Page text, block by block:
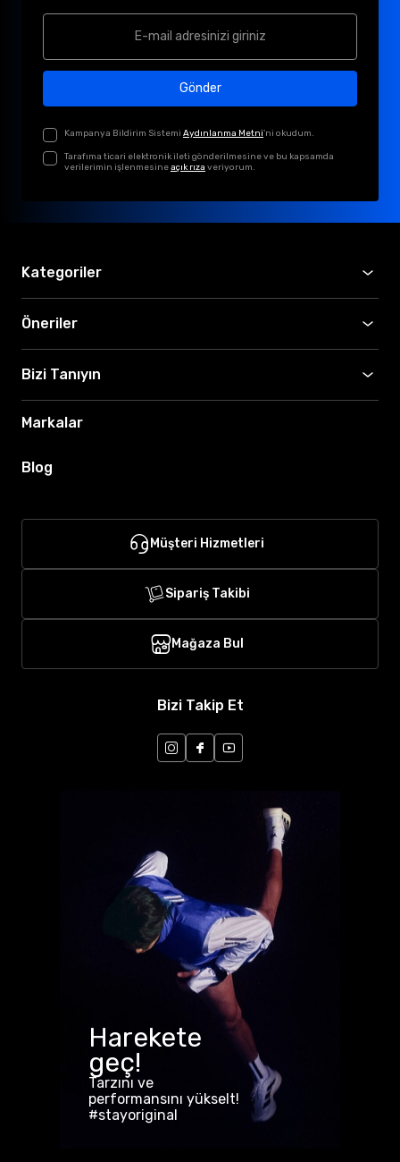
Gönder
Kampanya Bildirim Sistemi Aydınlanma Metni'ni okudum.
Tarafıma ticari elektronik ileti gönderilmesine ve bu kapsamda
verilerimin işlenmesineaçık rıza veriyorum.
Kategoriler
Öneriler
Bizi Tanıyın
Markalar
Blog
Müşteri Hizmetleri
Sipariş Takibi
Mağaza Bul
Bizi Takip Et
Harekete
geç!
Tarzını ve
performansını yükselt!
#stayoriginal